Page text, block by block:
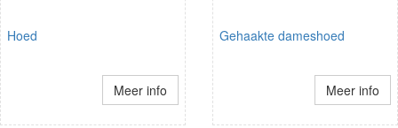
Hoed
Meer info
Gehaakte dameshoed
Meer info